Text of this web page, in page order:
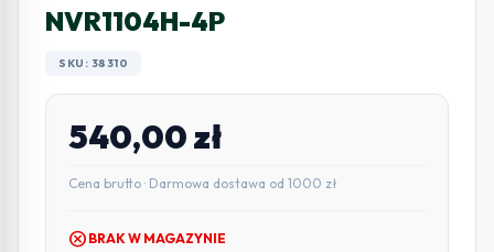
NVR1104H-4P
SKU: 38310
540,00zł
Cena brutto · Darmowa dostawa od 1000 zł
cancel BRAK W MAGAZYNIE